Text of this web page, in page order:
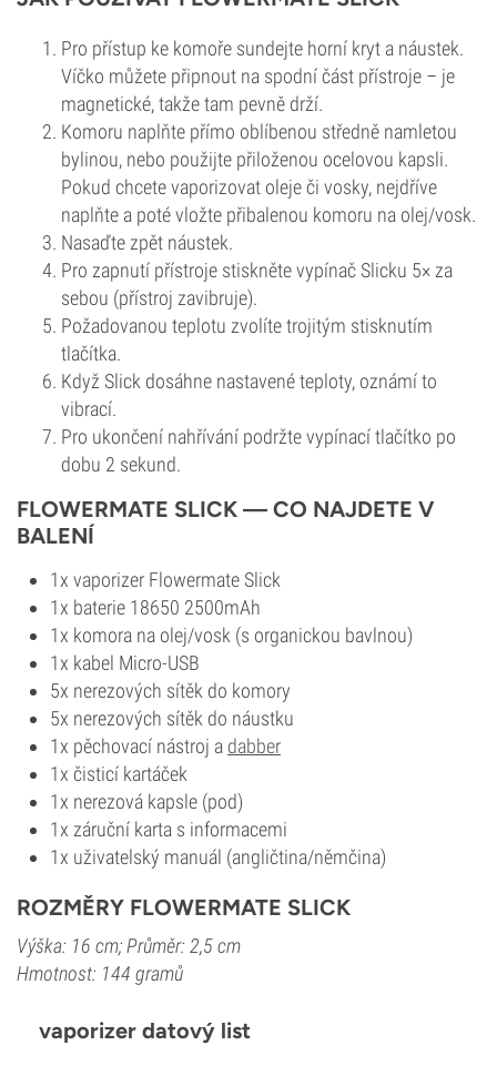
Pro přístup ke komoře sundejte horní kryt a náustek.
Víčko můžete připnout na spodní část přístroje – je
magnetické, takže tam pevně drží.
Komoru naplňte přímo oblíbenou středně namletou
bylinou, nebo použijte přiloženou ocelovou kapsli.
Pokud chcete vaporizovat oleje či vosky, nejdříve
naplňte a poté vložte přibalenou komoru na olej/vosk.
Nasaďte zpět náustek.
Pro zapnutí přístroje stiskněte vypínač Slicku 5× za
sebou (přístroj zavibruje).
Požadovanou teplotu zvolíte trojitým stisknutím
tlačítka.
Když Slick dosáhne nastavené teploty, oznámí to
vibrací.
Pro ukončení nahřívání podržte vypínací tlačítko po
dobu 2 sekund.
FLOWERMATE SLICK — CO NAJDETE V
BALENÍ
1x vaporizer Flowermate Slick
1x baterie 18650 2500mAh
1x komora na olej/vosk (s organickou bavlnou)
1x kabel Micro-USB
5x nerezových sítěk do komory
5x nerezových sítěk do náustku
1x pěchovací nástroj a dabber
1x čisticí kartáček
1x nerezová kapsle (pod)
1x záruční karta s informacemi
1x uživatelský manuál (angličtina/němčina)
ROZMĚRY FLOWERMATE SLICK
Výška: 16 cm; Průměr: 2,5 cm
Hmotnost: 144 gramů
vaporizer datový list